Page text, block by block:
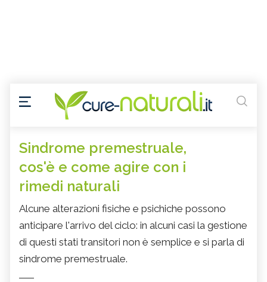
Sindrome premestruale,
cos'è e come agire con i
rimedi naturali
Alcune alterazioni fisiche e psichiche possono
anticipare l'arrivo del ciclo: in alcuni casi la gestione
di questi stati transitori non è semplice e si parla di
sindrome premestruale.